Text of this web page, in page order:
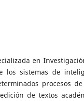
en
los sistemas de
procesos
de textos